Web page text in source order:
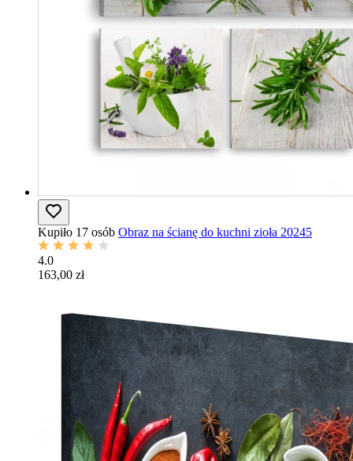
Kupiło 17 osób Obraz na ścianę do kuchni zioła 20245
4.0
163,00 zł